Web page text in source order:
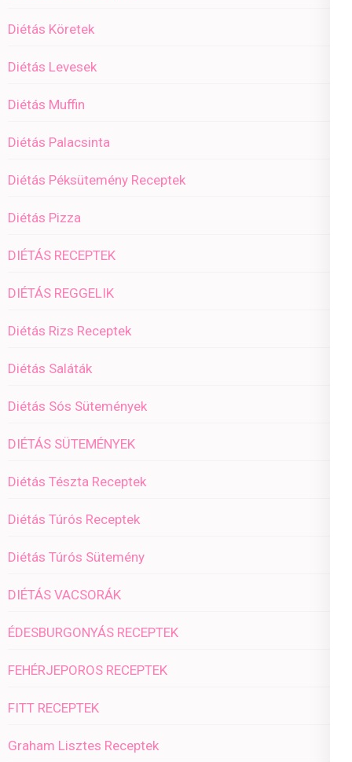
Diétás Köretek
Diétás Levesek
Diétás Muffin
Diétás Palacsinta
Diétás Péksütemény Receptek
Diétás Pizza
DIÉTÁS RECEPTEK
DIÉTÁS REGGELIK
Diétás Rizs Receptek
Diétás Saláták
Diétás Sós Sütemények
DIÉTÁS SÜTEMÉNYEK
Diétás Tészta Receptek
Diétás Túrós Receptek
Diétás Túrós Sütemény
DIÉTÁS VACSORÁK
ÉDESBURGONYÁS RECEPTEK
FEHÉRJEPOROS RECEPTEK
FITT RECEPTEK
Graham Lisztes Receptek